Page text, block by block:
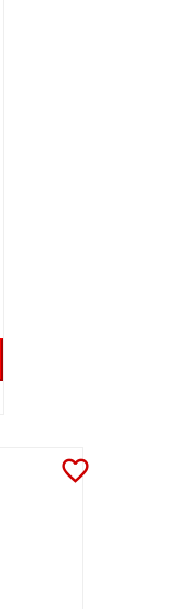
favorite_border